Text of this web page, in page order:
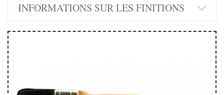
INFORMATIONS SUR LES FINITIONS